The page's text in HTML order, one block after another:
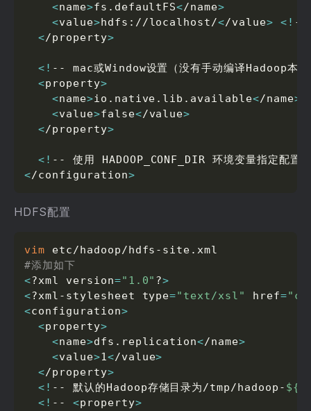
<name>fs.defaultFS</name>
<value>hdfs://localhost/</value> < ! --
</property>
< ! -- mac或Window设置（没有手动编译Hadoop本
<property>
<name>io.native.lib.available</name>
<value>false</value>
</property>
< ! -- 使用 HADOOP_CONF_DIR 环境变量指定配
</configuration>
HDFS配置
vim
#添加如下
<?xml version="1.0" ?>
<?xml-stylesheet type="text/xsl" href=
<configuration>
<property>
<name>dfs.replication</name>
<value>1</value>
</property>
< ! -- 默认的Hadoop存储目录为/tmp/hadoop-
< ! -- <property>